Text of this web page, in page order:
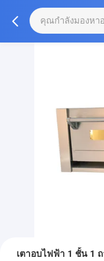
เตาอบไฟฟ้า 1 ชั้น 1